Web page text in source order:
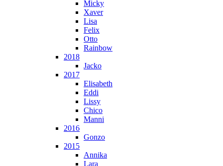
Micky
Xaver
Lisa
Felix
Otto
Rainbow
2018
Jacko
2017
Elisabeth
Eddi
Lissy
Chico
Manni
2016
Gonzo
2015
Annika
Lara